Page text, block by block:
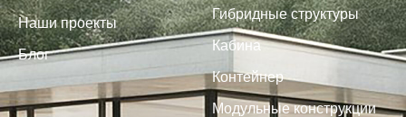
Наши проекты
Блог
Гибридные структуры
Кабина
Контейнер
Модульные конструкции